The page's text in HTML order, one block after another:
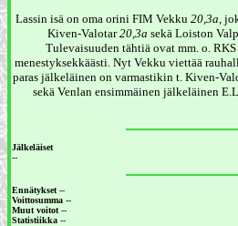
Lassin isä on oma orini FIM Vekku 20,3a,
Kiven-Valotar20,3a sekä Loiston
Tulevaisuuden tähtiä ovat mm. o.
menestyksekkäästi. Nyt Vekku viettää
paras jälkeläinen on varmastikin t. Kiven-
sekä Venlan ensimmäinen jälkeläinen
Jälkeläiset
--
Ennätykset --
Voittosumma --
Muut voitot --
Statistiikka --